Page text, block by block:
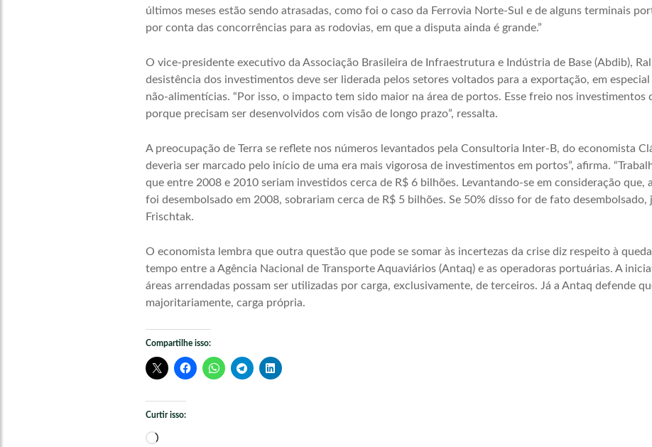
últimos meses estão sendo atrasadas, como foi o caso da Ferrovia Norte-Sul e de alguns terminais
por conta das concorrências para as rodovias, em que a disputa ainda é grande.”
O vice-presidente executivo da Associação Brasileira de Infraestrutura e Indústria de Base (Abdib),
desistência dos investimentos deve ser liderada pelos setores voltados para a exportação, em
não-alimentícias. “Por isso, o impacto tem sido maior na área de portos. Esse freio nos investimentos
porque precisam ser desenvolvidos com visão de longo prazo”, ressalta.
A preocupação de Terra se reflete nos números levantados pela Consultoria Inter-B, do economista
deveria ser marcado pelo início de uma era mais vigorosa de investimentos em portos”, afirma.
que entre 2008 e 2010 seriam investidos cerca de R$ 6 bilhões. Levantando-se em consideração que,
foi desembolsado em 2008, sobrariam cerca de R$ 5 bilhões. Se 50% disso for de fato desembolsado,
Frischtak.
O economista lembra que outra questão que pode se somar às incertezas da crise diz respeito à
tempo entre a Agência Nacional de Transporte Aquaviários (Antaq) e as operadoras portuárias. A
áreas arrendadas possam ser utilizadas por carga, exclusivamente, de terceiros. Já a Antaq defende
majoritariamente, carga própria.
Compartilhe isso:
Curtir isso:
Carregando...